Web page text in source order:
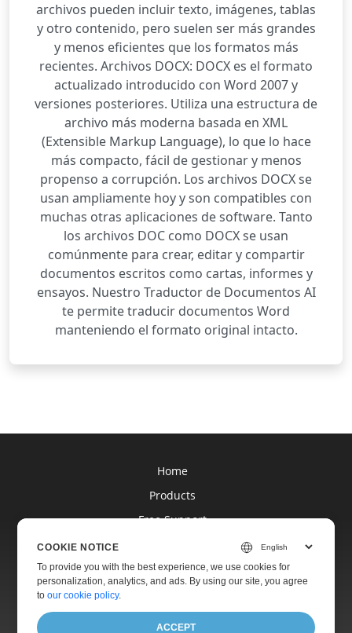
archivos pueden incluir texto, imágenes, tablas
y otro contenido, pero suelen ser más grandes
y menos eficientes que los formatos más
recientes. Archivos DOCX: DOCX es el formato
actualizado introducido con Word 2007 y
versiones posteriores. Utiliza una estructura de
archivo más moderna basada en XML
(Extensible Markup Language), lo que lo hace
más compacto, fácil de gestionar y menos
propenso a corrupción. Los archivos DOCX se
usan ampliamente hoy y son compatibles con
muchas otras aplicaciones de software. Tanto
los archivos DOC como DOCX se usan
comúnmente para crear, editar y compartir
documentos escritos como cartas, informes y
ensayos. Nuestro Traductor de Documentos AI
te permite traducir documentos Word
manteniendo el formato original intacto.
Home
Products
Free Support
Websites
COOKIE NOTICE
To provide you with the best experience, we use cookies for
personalization, analytics, and ads. By using our site, you agree
toour cookie policy.
ACCEPT